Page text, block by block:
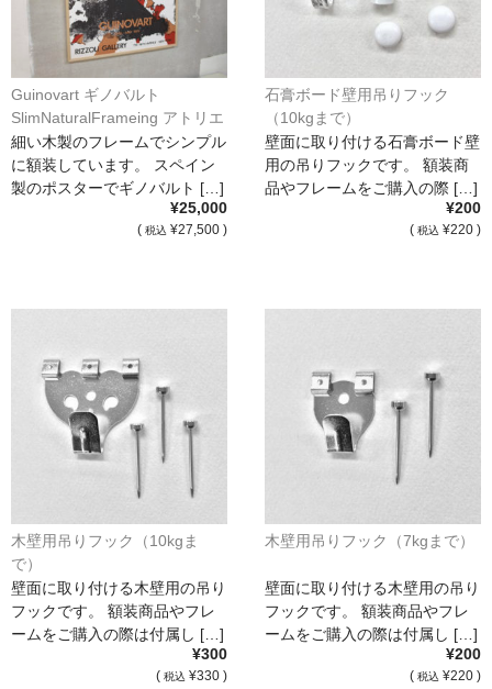
ショップ
For overseas customers
会社案内
サイトマップ
オーダーメイド額装
額装参考作品
ショップ
Guinovart ギノバルト
SlimNaturalFrameing アトリエ
フォロンオリジナル額装*
細い木製のフレームでシンプル
に額装しています。 スペイン
製のポスターでギノバルト […]
¥25,000
( 税込 ¥27,500 )
石膏ボード壁用吊りフック
（10kgまで）
壁面に取り付ける石膏ボード壁
用の吊りフックです。 額装商
品やフレームをご購入の際 […]
¥200
( 税込 ¥220 )
木壁用吊りフック（10kgま
で）
壁面に取り付ける木壁用の吊り
フックです。 額装商品やフレ
ームをご購入の際は付属し […]
¥300
( 税込 ¥330 )
木壁用吊りフック（7kgまで）
壁面に取り付ける木壁用の吊り
フックです。 額装商品やフレ
ームをご購入の際は付属し […]
¥200
( 税込 ¥220 )